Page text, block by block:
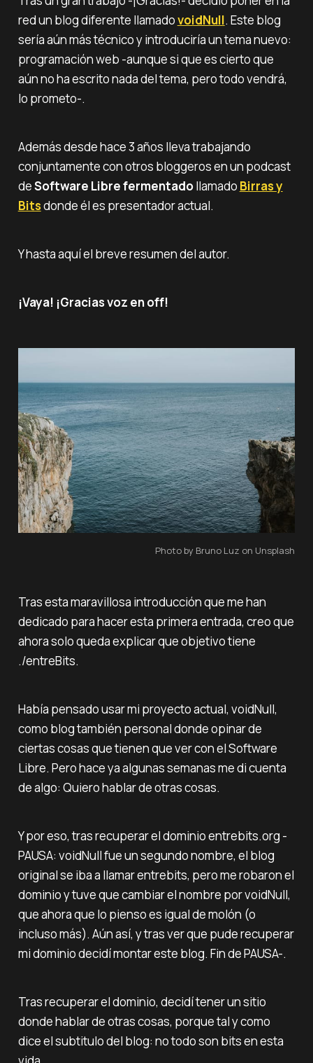
red un blogdiferente llamadovoidNull. Este blog
sería aún más técnico y introduciría un tema nuevo:
programación web -aunque si que es cierto que
aún no ha escrito nada del tema, pero todo vendrá,
lo prometo-.
Además desde hace 3 años lleva trabajando
conjuntamente con otros bloggerosen un podcast
deSoftware Libre fermentadollamado Birras y
Bitsdonde él es presentador actual.
Y hasta aquí el breve resumen del autor.
¡Vaya! ¡Gracias voz en off!
Photo by Bruno Luz on Unsplash
Tras esta maravillosa introducción que me han
dedicado para hacer esta primera entrada, creo que
ahora solo queda explicar que objetivo tiene
./entreBits.
Había pensado usar mi proyecto actual, voidNull,
como blog también personal donde opinar de
ciertas cosas que tienen que ver con el Software
Libre. Pero hace ya algunas semanas me di cuenta
de algo: Quiero hablar de otras cosas.
Y por eso, tras recuperar el dominio entrebits.org -
PAUSA: voidNull fue un segundo nombre, el blog
original se iba a llamar entrebits, pero me robaron el
dominio y tuve que cambiar el nombre por voidNull,
que ahora que lo pienso es igual de molón (o
incluso más). Aún así, y tras ver que pude recuperar
mi dominio decidí montar este blog. Fin de PAUSA-.
Tras recuperar el dominio, decidí tener un sitio
donde hablar de otras cosas, porque tal y como
dice el subtitulo del blog: no todo son bits en esta